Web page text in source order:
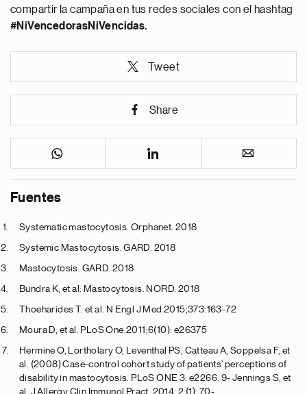
compartir la campaña en tus redes sociales con el hashtag
#NiVencedorasNiVencidas.
Tweet
Share
Fuentes
Systematic mastocytosis. Orphanet. 2018
Systemic Mastocytosis. GARD. 2018
Mastocytosis. GARD. 2018
Bundra K, et al: Mastocytosis. NORD. 2018
Thoeharides T. et al. N Engl J Med 2015;373:163-72
Moura D, et al. PLoS One.2011;6(10): e26375
Hermine O, Lortholary O, Leventhal PS, Catteau A, Soppelsa F, et
al. (2008) Case-control cohort study of patients’ perceptions of
disability in mastocytosis. PLoS ONE 3: e2266. 9- Jennings S, et
al. J Allergy Clin Immunol Pract. 2014; 2 (1): 70-